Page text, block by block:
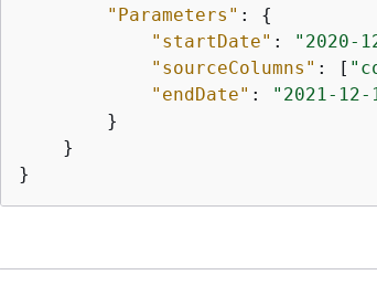
"Parameters" : {
"startDate" : "2020-
"sourceColumns" : [
"endDate" :
"2021-
        }
    }
}